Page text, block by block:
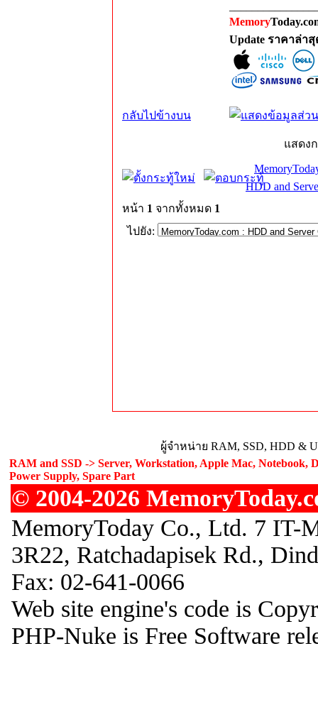
Memory
Update ราคาล่า
กลับไปข้างบน
แสดง
HDD and
หน้า 1 จากทั้งหมด 1
ไปยัง:
ผู้จำหน่าย RAM, SSD, HDD &
RAM and SSD -> Server, Workstation, Apple Mac, Notebook,
Power Supply, Spare Part
© 2004-2026
MemoryToday Co., Ltd. 7 IT-
3R22, Ratchadapisek Rd.,
Fax: 02-641-0066
Web site engine's code is
PHP-Nuke is Free Software